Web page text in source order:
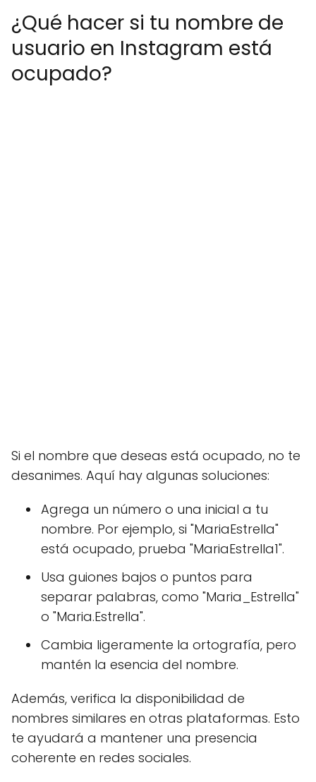
¿Qué hacer si tu nombre de
usuario en Instagram está
ocupado?
Si el nombre que deseas está ocupado, no te
desanimes. Aquí hay algunas soluciones:
Agrega un número o una inicial a tu
nombre. Por ejemplo, si "MariaEstrella"
está ocupado, prueba "MariaEstrella1".
Usa guiones bajos o puntos para
separar palabras, como "Maria_Estrella"
o "Maria.Estrella".
Cambia ligeramente la ortografía, pero
mantén la esencia del nombre.
Además, verifica la disponibilidad de
nombres similares en otras plataformas. Esto
te ayudará a mantener una presencia
coherente en redes sociales.